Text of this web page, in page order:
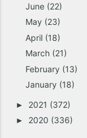
June (22)
May (23)
April (18)
March (21)
February (13)
January (18)
► 2021 (372)
► 2020 (336)